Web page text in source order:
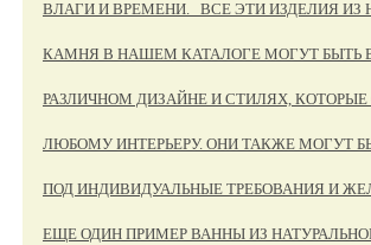
ВЛАГИ И ВРЕМЕНИ. ВСЕ ЭТИ ИЗДЕЛИЯ ИЗ
КАМНЯ В НАШЕМ КАТАЛОГЕ МОГУТ БЫТЬ
РАЗЛИЧНОМ ДИЗАЙНЕ И СТИЛЯХ,
ЛЮБОМУ ИНТЕРЬЕРУ. ОНИ ТАКЖЕ МОГУТ
ПОД ИНДИВИДУАЛЬНЫЕ ТРЕБОВАНИЯ И
ЕЩЕ ОДИН ПРИМЕР ВАННЫ ИЗ